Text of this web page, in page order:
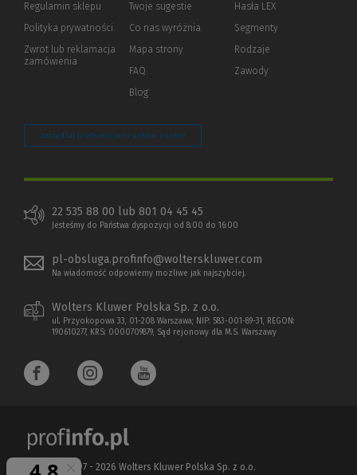
Regulamin sklepu
Polityka prywatności (Nowe
(Link
innej
Zwrot lub reklamacja
zamówienia
innej
strony)
Twoje sugestie
Co nas wyróżnia
Mapa strony
FAQ
Blog
Hasła LEX
Segmenty
Rodzaje
Zawody
Zarządzaj preferencjami plików cookie
22 535 88 00 lub 801 04 45 45
Jesteśmy do Państwa dyspozycji od 8:00 do 16:00
pl-obsluga.profinfo@wolterskluwer.com
Na wiadomość odpowiemy możliwe jak najszybciej.
Wolters Kluwer Polska Sp. z o.o.
ul. Przyokopowa 33, 01-208 Warszawa; NIP: 583-001-89-31, REGON:
190610277, KRS: 0000709879, Sąd rejonowy dla M.S. Warszawy
Copyright 1997 - 2026 Wolters Kluwer Polska Sp. z o.o.